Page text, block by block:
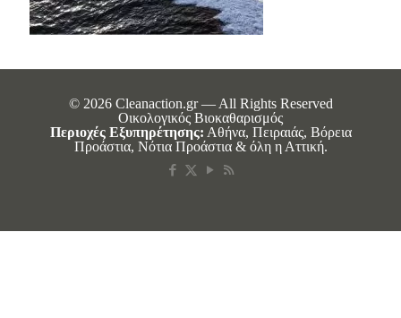
© 2026 Cleanaction.gr — All Rights Reserved
Οικολογικός Βιοκαθαρισμός
Περιοχές Εξυπηρέτησης: Αθήνα, Πειραιάς, Βόρεια
Προάστια, Νότια Προάστια & όλη η Αττική.